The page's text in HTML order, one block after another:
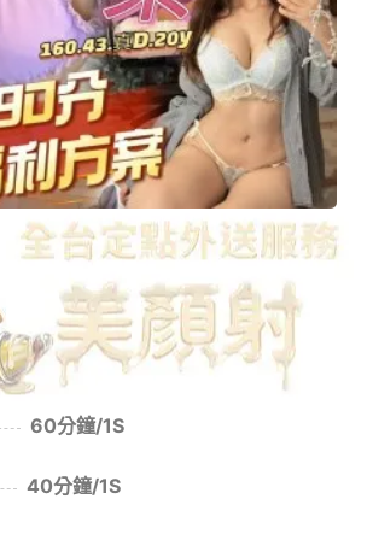
60分鐘/1S
40分鐘/1S